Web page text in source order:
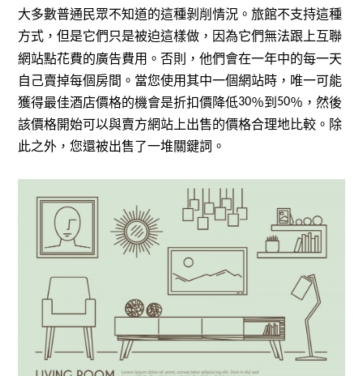
大多數普通民眾不知道的這種剝削情況。旅館不支持這種
方式，但是它們只是被迫這樣做，因為它們無法跟上互聯
網站點花費的廣告費用。否則，他們會在一年中的每一天
自己賣掉每個房間。當您使用其中一個網站時，唯一可能
獲得最佳酒店價格的機會是折扣價降低30％到 50％，然後
該價格開始可以與賣方網站上出售的價格合理地比較。除
此之外，您還被出售了一堆關鍵詞。